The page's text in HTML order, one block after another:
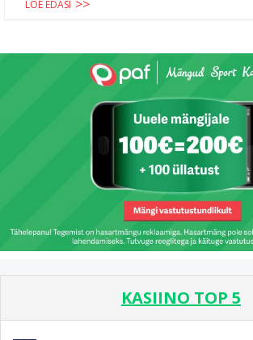
LOE EDASI
KASIINO TOP 5